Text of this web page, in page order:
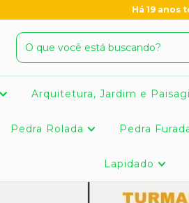
Há 19 anos
Arquitetura, Jardim e
Pedra Rolada Pedra
Lapidado